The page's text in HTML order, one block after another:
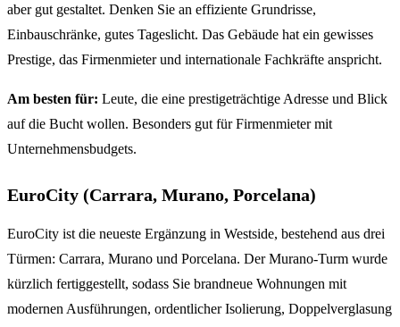
aber gut gestaltet. Denken Sie an effiziente Grundrisse,
Einbauschränke, gutes Tageslicht. Das Gebäude hat ein gewisses
Prestige, das Firmenmieter und internationale Fachkräfte anspricht.
Am besten für: Leute, die eine prestigeträchtige Adresse und Blick
auf die Bucht wollen. Besonders gut für Firmenmieter mit
Unternehmensbudgets.
EuroCity (Carrara, Murano, Porcelana)
EuroCity ist die neueste Ergänzung in Westside, bestehend aus drei
Türmen: Carrara, Murano und Porcelana. Der Murano-Turm wurde
kürzlich fertiggestellt, sodass Sie brandneue Wohnungen mit
modernen Ausführungen, ordentlicher Isolierung, Doppelverglasung